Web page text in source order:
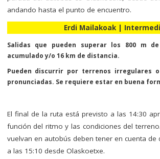
andando hasta el punto de encuentro.
Erdi Mailakoak |
Salidas que pueden superar los 800 m
acumulado y/o 16 km de distancia.
Pueden discurrir por terrenos irregulares
pronunciadas. Se requiere estar en buena
El final de la ruta está previsto a las 14:30
función del ritmo y las condiciones del
vuelvan en autobús deben tener en cuenta de
a las 15:10 desde Olaskoetxe.